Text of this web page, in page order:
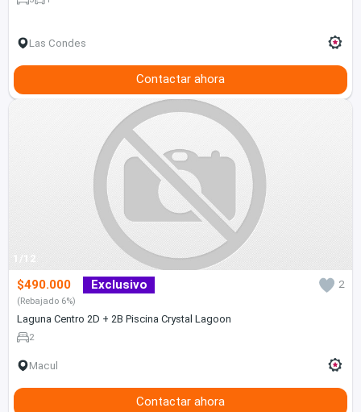
Las Condes
Contactar ahora
1/12
$490.000 Exclusivo 2
(Rebajado 6%)
Laguna Centro 2D + 2B Piscina Crystal Lagoon
2
Macul
Contactar ahora